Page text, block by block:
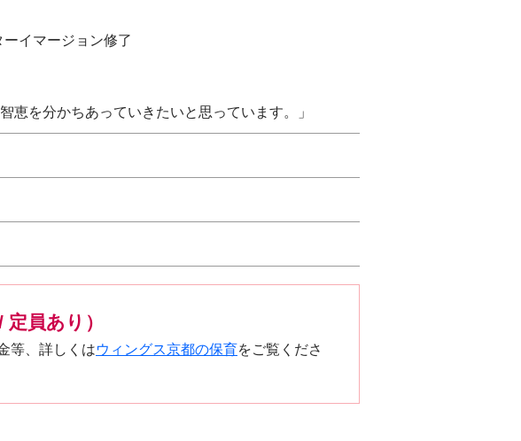
イマージョン修了
恵を分かちあっていきたいと思っています。」
員あり）
等、詳しくはウィングス京都の保育をご覧くださ